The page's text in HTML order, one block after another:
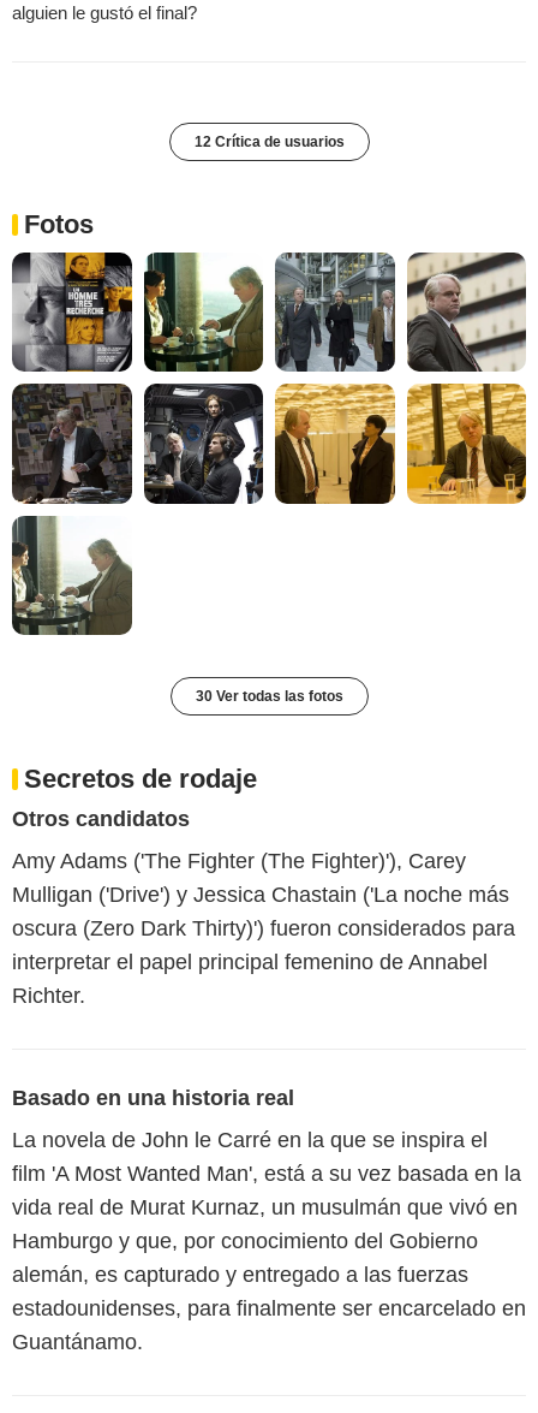
alguien le gustó el final?
12 Crítica de usuarios
Fotos
30 Ver todas las fotos
Secretos de rodaje
Otros candidatos
Amy Adams ('The Fighter (The Fighter)'), Carey
Mulligan ('Drive') y Jessica Chastain ('La noche más
oscura (Zero Dark Thirty)') fueron considerados para
interpretar el papel principal femenino de Annabel
Richter.
Basado en una historia real
La novela de John le Carré en la que se inspira el
film 'A Most Wanted Man', está a su vez basada en la
vida real de Murat Kurnaz, un musulmán que vivó en
Hamburgo y que, por conocimiento del Gobierno
alemán, es capturado y entregado a las fuerzas
estadounidenses, para finalmente ser encarcelado en
Guantánamo.